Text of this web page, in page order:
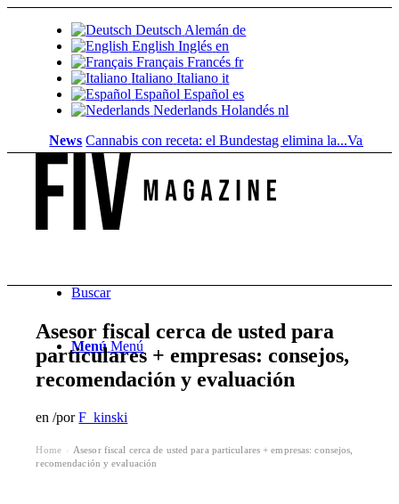
Deutsch Alemán de
English Inglés en
Français Francés fr
Italiano Italiano it
Español Español es
Nederlands Holandés nl
News Cannabis con receta: el Bundestag elimina la...Valor del
Buscar
Menú Menú
Asesor fiscal cerca de usted para
particulares + empresas: consejos,
recomendación y evaluación
en/porF_kinski
Home
Asesor fiscal cerca de usted para particulares + empresas: consejos,
recomendación y evaluación